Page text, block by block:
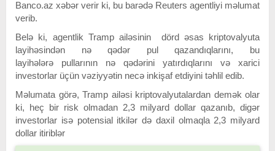
Banco.az xəbər verir ki, bu barədə Reuters agentliyi məlumat
verib.
Belə ki, agentlik Tramp ailəsinin dörd əsas kriptovalyuta
layihəsindən nə qədər pul qazandıqlarını, bu
layihələrə pullarının nə qədərini yatırdıqlarını və xarici
investorlar üçün vəziyyətin necə inkişaf etdiyini təhlil edib.
Məlumata görə, Tramp ailəsi kriptovalyutalardan demək olar
ki, heç bir risk olmadan 2,3 milyard dollar qazanıb, digər
investorlar isə potensial itkilər də daxil olmaqla 2,3 milyard
dollar itiriblər